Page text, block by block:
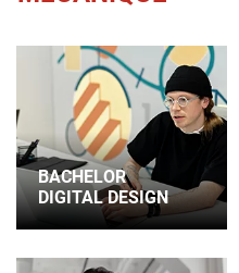
BACHELOR
DIGITAL DESIGN